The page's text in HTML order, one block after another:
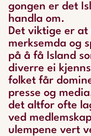
gongen er det
handla om.
Det viktige er at
merksemda og
på å få Island
diverre ei
folket får
presse og
det altfor ofte
ved
ulempene vert